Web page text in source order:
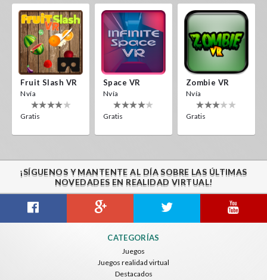
Fruit Slash VR
Nvía
Gratis
Space VR
Nvía
Gratis
Zombie VR
Nvía
Gratis
¡SÍGUENOS Y MANTENTE AL DÍA SOBRE LAS ÚLTIMAS
NOVEDADES EN REALIDAD VIRTUAL!
CATEGORÍAS
Juegos
Juegos realidad virtual
Destacados